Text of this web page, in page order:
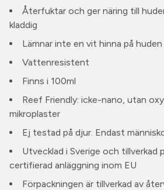
Återfuktar och ger näring till
kladdig
Lämnar inte en vit hinna på huden
Vattenresistent
Finns i 100ml
Reef Friendly: icke-nano, utan
mikroplaster
Ej testad på djur. Endast
Utvecklad i Sverige och tillverkad
certifierad anläggning inom EU
Förpackningen är tillverkad av